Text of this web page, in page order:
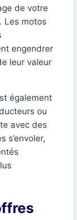
de votre
Les motos
engendrer
leur valeur
également
ou
avec des
s’envoler,